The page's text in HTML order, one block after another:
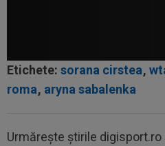
Etichete: sorana cirstea,
roma, aryna sabalenka
Urmărește știrile digisport.ro